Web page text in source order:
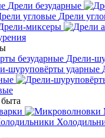
Дрели безударные
Дрели
миксеры
Дрели-